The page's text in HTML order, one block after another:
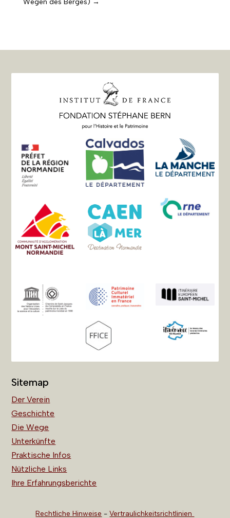
Sitemap
Der Verein
Geschichte
Die Wege
Unterkünfte
Praktische Infos
Nützliche Links
Ihre Erfahrungsberichte
Rechtliche Hinweise -Vertraulichkeitsrichtlinien